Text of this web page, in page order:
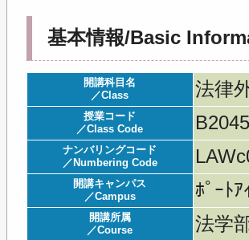
基本情報/Basic
開講科目名
／Class
法律
授業コード
／Class Code
ナンバリングコード
／Numbering Code
開講キャンパス
／Campus
ﾎﾟｰﾄｱ
開講所属
／Course
法学